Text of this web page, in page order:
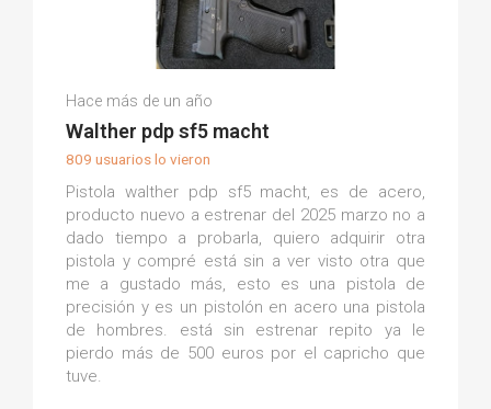
Antonio S.
(0)
Hace más de un año
Walther pdp sf5 macht
809 usuarios lo vieron
Pistola walther pdp sf5 macht, es de acero,
producto nuevo a estrenar del 2025 marzo no a
dado tiempo a probarla, quiero adquirir otra
pistola y compré está sin a ver visto otra que
me a gustado más, esto es una pistola de
precisión y es un pistolón en acero una pistola
de hombres. está sin estrenar repito ya le
pierdo más de 500 euros por el capricho que
tuve.